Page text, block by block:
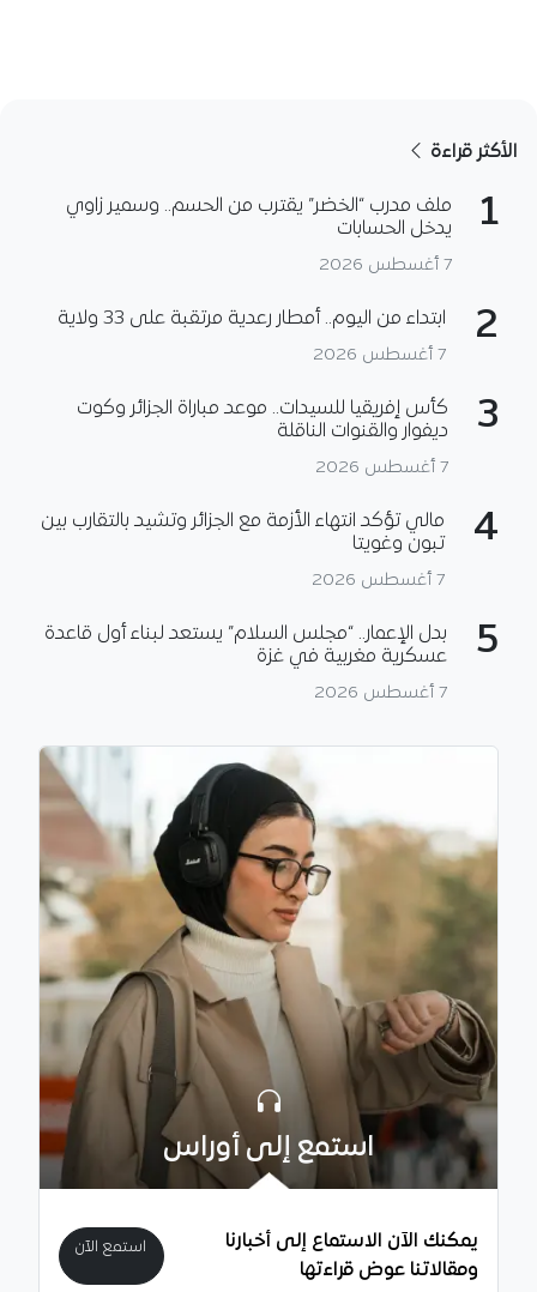
الأكثر قراءة
1
ملف مدرب “الخضر” يقترب من الحسم.. وسمير زاوي
يدخل الحسابات
7 أغسطس 2026
2 ابتداء من اليوم.. أمطار رعدية مرتقبة على 33 ولاية
7 أغسطس 2026
3
كأس إفريقيا للسيدات.. موعد مباراة الجزائر وكوت
ديفوار والقنوات الناقلة
7 أغسطس 2026
4
مالي تؤكد انتهاء الأزمة مع الجزائر وتشيد بالتقارب بين
تبون وغويتا
7 أغسطس 2026
5
بدل الإعمار.. “مجلس السلام” يستعد لبناء أول قاعدة
عسكرية مغربية في غزة
7 أغسطس 2026
استمع إلى أوراس
يمكنك الآن الاستماع إلى أخبارنا
ومقالاتنا عوض قراءتها
استمع الآن